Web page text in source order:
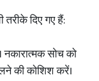
दिए गए हैं:
नकारात्मक सोच को
की कोशिश करें।